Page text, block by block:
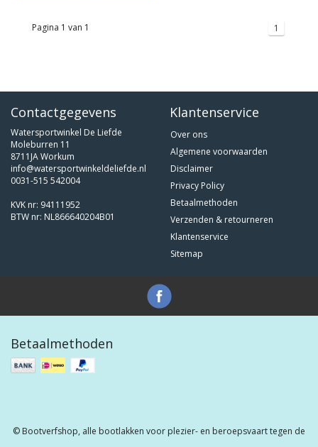
Pagina 1 van 1 1
Contactgegevens
Watersportwinkel De Liefde
Moleburren 11
8711JA Workum
info@watersportwinkeldeliefde.nl
0031-515 542004
KVK nr: 94111952
BTW nr: NL866640204B01
Klantenservice
Over ons
Algemene voorwaarden
Disclaimer
Privacy Policy
Betaalmethoden
Verzenden & retourneren
Klantenservice
Sitemap
Betaalmethoden
© Bootverfshop, alle bootlakken voor plezier- en beroepsvaart tegen de